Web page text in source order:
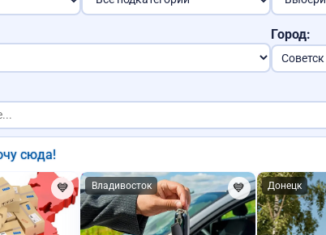
Город:
сюда!
💙 Владивосток 💙 Донецк